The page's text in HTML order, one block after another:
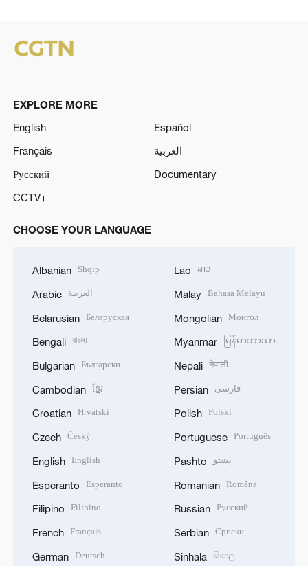
EXPLORE MORE
English
Español
Français
العربية
Русский
Documentary
CCTV+
CHOOSE YOUR LANGUAGE
Albanian Shqip
Arabic العربية
Belarusian Беларуская
Bengali বাংলা
Bulgarian Български
Cambodian ខ្មែរ
Croatian Hrvatski
Czech Český
English English
Esperanto Esperanto
Filipino Filipino
French Français
German Deutsch
Lao ລາວ
Malay Bahasa Melayu
Mongolian Монгол
Myanmar မြန်မာဘာသာ
Nepali नेपाली
Persian فارسی
Polish Polski
Portuguese Português
Pashto پښتو
Romanian Română
Russian Русский
Serbian Српски
Sinhala සිංහල